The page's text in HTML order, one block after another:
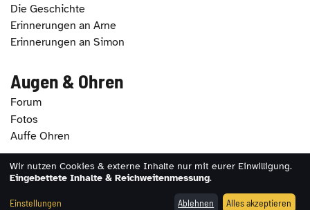
Die Geschichte
Erinnerungen an Arne
Erinnerungen an Simon
Augen & Ohren
Forum
Fotos
Auffe Ohren
2026 - schwatzgelb.de |Impressum|Datenschutz
Wir nutzen Cookies & externe Inhalte nur mit eurer Einwilligung.
Eingebettete Inhalte & Reichweitenmessung.
Einstellungen Ablehnen Alles akzeptieren